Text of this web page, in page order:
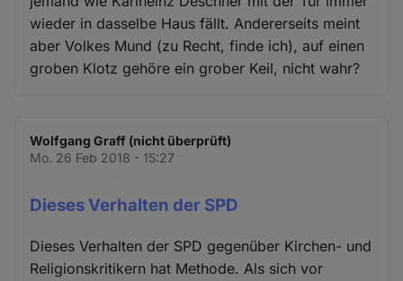
wieder in dasselbe Haus fällt. Andererseits meint
aber Volkes Mund (zu Recht, finde ich), auf einen
groben Klotz gehöre ein grober Keil, nicht wahr?
Wolfgang Graff (nicht überprüft)
Mo. 26 Feb 2018 - 15:27
Dieses Verhalten der SPD
Dieses Verhalten der SPD gegenüber Kirchen- und
Religionskritikern hat Methode. Als sich vor